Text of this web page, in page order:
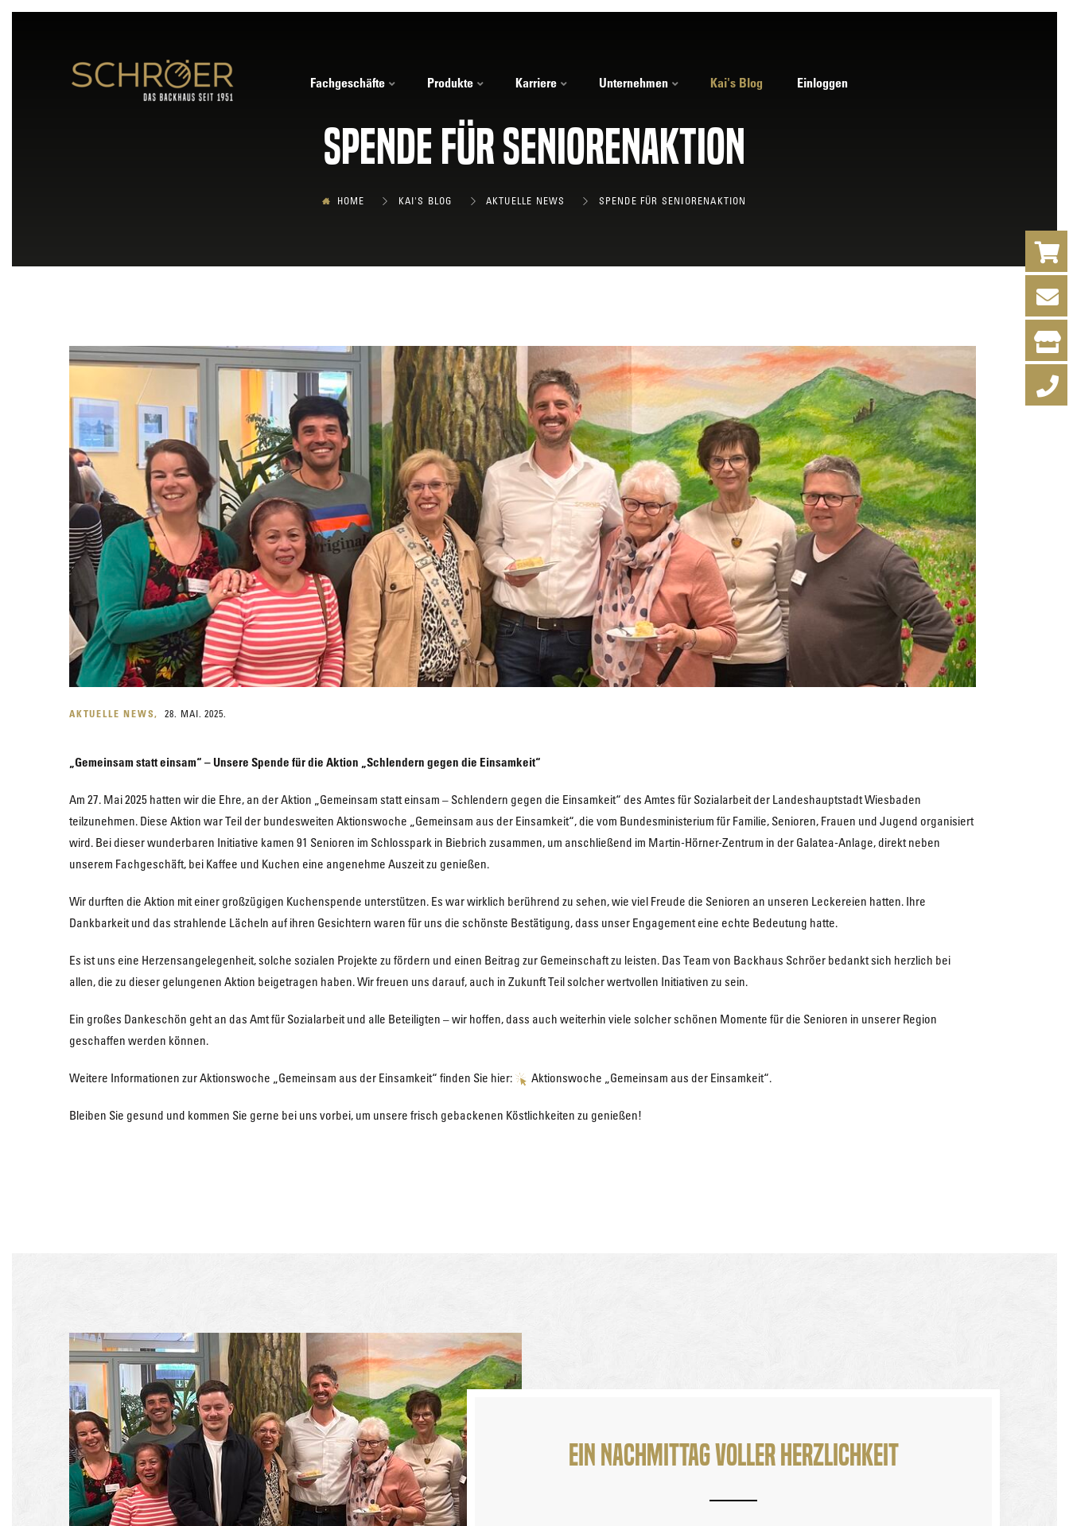
Fachgeschäfte Produkte Karriere Unternehmen Kai's Blog Einloggen
Spende für Seniorenaktion
HOME KAI'S BLOG AKTUELLE NEWS SPENDE FÜR SENIORENAKTION
AKTUELLE NEWS 28. MAI. 2025.
„Gemeinsam statt einsam“ – Unsere Spende für die Aktion „Schlendern gegen die Einsamkeit“
Am 27. Mai 2025 hatten wir die Ehre, an der Aktion „Gemeinsam statt einsam – Schlendern gegen die Einsamkeit“ des Amtes für Sozialarbeit der Landeshauptstadt Wiesbaden
teilzunehmen. Diese Aktion war Teil der bundesweiten Aktionswoche „Gemeinsam aus der Einsamkeit“, die vom Bundesministerium für Familie, Senioren, Frauen und Jugend organisiert
wird. Bei dieser wunderbaren Initiative kamen 91 Senioren im Schlosspark in Biebrich zusammen, um anschließend im Martin-Hörner-Zentrum in der Galatea-Anlage, direkt neben
unserem Fachgeschäft, bei Kaffee und Kuchen eine angenehme Auszeit zu genießen.
Wir durften die Aktion mit einer großzügigen Kuchenspende unterstützen. Es war wirklich berührend zu sehen, wie viel Freude die Senioren an unseren Leckereien hatten. Ihre
Dankbarkeit und das strahlende Lächeln auf ihren Gesichtern waren für uns die schönste Bestätigung, dass unser Engagement eine echte Bedeutung hatte.
Es ist uns eine Herzensangelegenheit, solche sozialen Projekte zu fördern und einen Beitrag zur Gemeinschaft zu leisten. Das Team von Backhaus Schröer bedankt sich herzlich bei
allen, die zu dieser gelungenen Aktion beigetragen haben. Wir freuen uns darauf, auch in Zukunft Teil solcher wertvollen Initiativen zu sein.
Ein großes Dankeschön geht an das Amt für Sozialarbeit und alle Beteiligten – wir hoffen, dass auch weiterhin viele solcher schönen Momente für die Senioren in unserer Region
geschaffen werden können.
Weitere Informationen zur Aktionswoche „Gemeinsam aus der Einsamkeit“ finden Sie hier: Aktionswoche „Gemeinsam aus der Einsamkeit“.
Bleiben Sie gesund und kommen Sie gerne bei uns vorbei, um unsere frisch gebackenen Köstlichkeiten zu genießen!
Ein Nachmittag voller Herzlichkeit